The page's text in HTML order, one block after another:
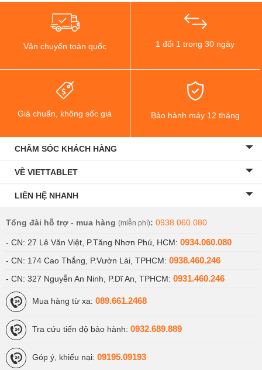
Hiện tại đang có mức giá bao nhiêu?
Hiện tại trên thị trường đang có mức giá cho các phiên bản
Samsung Galaxy A15 4G cho bộ nhớ RAM 8 GB và bộ nhớ trong
màu và dung lượng: Màu Đen, màu Xanh, màu Vàng giá chỉ
Có nên mua Galaxy A15 4G không?
Chắc chắn là có, với cấu hình ngon giá tốt như vậy thì đó là một
trong những sự lựa chọn tuyệt vời.
Theo mình đánh giá Galaxy A15 5G ra mắt năm 2023, nếu bạn sử
dụng thêm 2-3 năm nữa cấu hình vẫn sẽ còn mượt và tốt. Nếu bạn
Vận chuyển toàn quốc 1 đổi 1 trong 30 ngày
Giá chuẩn, không sốc giá Bảo hành máy 12 tháng
CHĂM SÓC KHÁCH HÀNG
VỀ VIETTABLET
LIÊN HỆ NHANH
Tổng đài hỗ trợ - mua hàng (miễn phí): 0938.060.080
- CN: 27 Lê Văn Việt, P.Tăng Nhơn Phú, HCM: 0934.060.080
- CN: 174 Cao Thắng, P.Vườn Lài, TPHCM: 0938.460.246
- CN: 327 Nguyễn An Ninh, P.Dĩ An, TPHCM: 0931.460.246
Mua hàng từ xa: 089.661.2468
Tra cứu tiến độ bảo hành: 0932.689.889
Góp ý, khiếu nại: 09195.09193